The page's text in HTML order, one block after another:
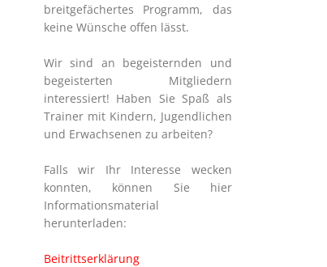
breitgefächertes Programm, das
keine Wünsche offen lässt.
Wir sind an begeisternden und
begeisterten Mitgliedern
interessiert! Haben Sie Spaß als
Trainer mit Kindern, Jugendlichen
und Erwachsenen zu arbeiten?
Falls wir Ihr Interesse wecken
konnten, können Sie hier
Informationsmaterial
herunterladen:
Beitrittserklärung